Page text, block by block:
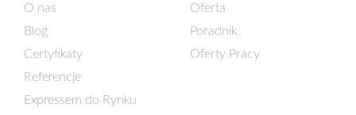
O nas
Blog
Certyfikaty
Referencje
Expressem do Rynku
Oferta
Poradnik
Oferty Pracy